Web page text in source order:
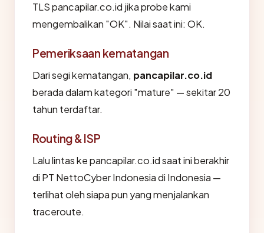
TLS pancapilar.co.id jika probe kami
mengembalikan "OK". Nilai saat ini: OK.
Pemeriksaan kematangan
Dari segi kematangan, pancapilar.co.id
berada dalam kategori "mature" — sekitar 20
tahun terdaftar.
Routing & ISP
Lalu lintas ke pancapilar.co.id saat ini berakhir
di PT NettoCyber Indonesia di Indonesia —
terlihat oleh siapa pun yang menjalankan
traceroute.